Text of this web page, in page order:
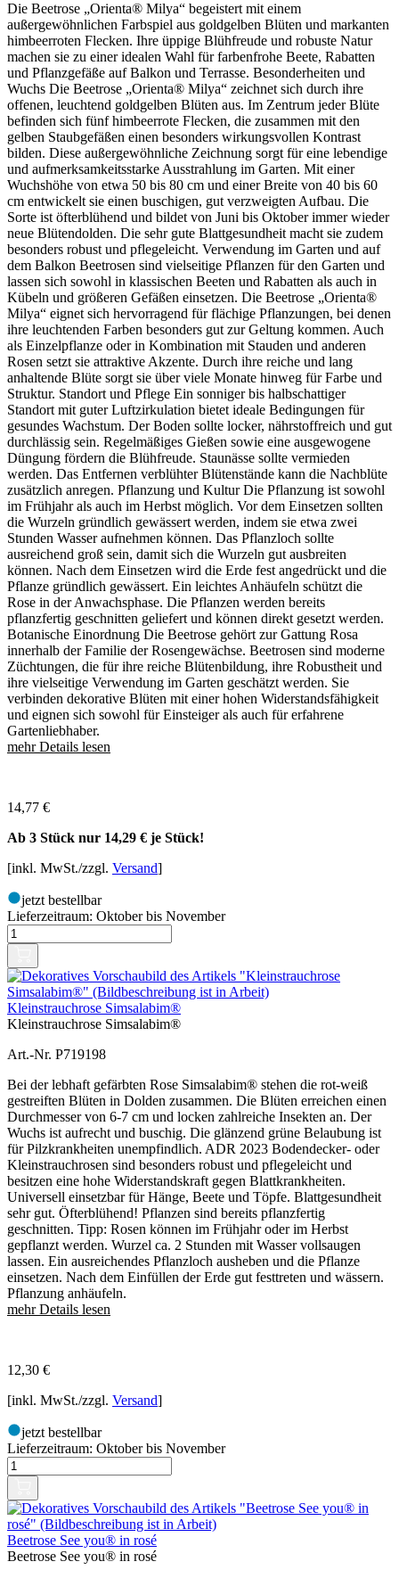
Die Beetrose „Orienta® Milya“ begeistert mit einem
außergewöhnlichen Farbspiel aus goldgelben Blüten und markanten
himbeerroten Flecken. Ihre üppige Blühfreude und robuste Natur
machen sie zu einer idealen Wahl für farbenfrohe Beete, Rabatten
und Pflanzgefäße auf Balkon und Terrasse. Besonderheiten und
Wuchs Die Beetrose „Orienta® Milya“ zeichnet sich durch ihre
offenen, leuchtend goldgelben Blüten aus. Im Zentrum jeder Blüte
befinden sich fünf himbeerrote Flecken, die zusammen mit den
gelben Staubgefäßen einen besonders wirkungsvollen Kontrast
bilden. Diese außergewöhnliche Zeichnung sorgt für eine lebendige
und aufmerksamkeitsstarke Ausstrahlung im Garten. Mit einer
Wuchshöhe von etwa 50 bis 80 cm und einer Breite von 40 bis 60
cm entwickelt sie einen buschigen, gut verzweigten Aufbau. Die
Sorte ist öfterblühend und bildet von Juni bis Oktober immer wieder
neue Blütendolden. Die sehr gute Blattgesundheit macht sie zudem
besonders robust und pflegeleicht. Verwendung im Garten und auf
dem Balkon Beetrosen sind vielseitige Pflanzen für den Garten und
lassen sich sowohl in klassischen Beeten und Rabatten als auch in
Kübeln und größeren Gefäßen einsetzen. Die Beetrose „Orienta®
Milya“ eignet sich hervorragend für flächige Pflanzungen, bei denen
ihre leuchtenden Farben besonders gut zur Geltung kommen. Auch
als Einzelpflanze oder in Kombination mit Stauden und anderen
Rosen setzt sie attraktive Akzente. Durch ihre reiche und lang
anhaltende Blüte sorgt sie über viele Monate hinweg für Farbe und
Struktur. Standort und Pflege Ein sonniger bis halbschattiger
Standort mit guter Luftzirkulation bietet ideale Bedingungen für
gesundes Wachstum. Der Boden sollte locker, nährstoffreich und gut
durchlässig sein. Regelmäßiges Gießen sowie eine ausgewogene
Düngung fördern die Blühfreude. Staunässe sollte vermieden
werden. Das Entfernen verblühter Blütenstände kann die Nachblüte
zusätzlich anregen. Pflanzung und Kultur Die Pflanzung ist sowohl
im Frühjahr als auch im Herbst möglich. Vor dem Einsetzen sollten
die Wurzeln gründlich gewässert werden, indem sie etwa zwei
Stunden Wasser aufnehmen können. Das Pflanzloch sollte
ausreichend groß sein, damit sich die Wurzeln gut ausbreiten
können. Nach dem Einsetzen wird die Erde fest angedrückt und die
Pflanze gründlich gewässert. Ein leichtes Anhäufeln schützt die
Rose in der Anwachsphase. Die Pflanzen werden bereits
pflanzfertig geschnitten geliefert und können direkt gesetzt werden.
Botanische Einordnung Die Beetrose gehört zur Gattung Rosa
innerhalb der Familie der Rosengewächse. Beetrosen sind moderne
Züchtungen, die für ihre reiche Blütenbildung, ihre Robustheit und
ihre vielseitige Verwendung im Garten geschätzt werden. Sie
verbinden dekorative Blüten mit einer hohen Widerstandsfähigkeit
und eignen sich sowohl für Einsteiger als auch für erfahrene
Gartenliebhaber.
mehr Details lesen
14,77 €
Ab 3 Stück nur 14,29 € je Stück!
[inkl. MwSt./zzgl. Versand]
jetzt bestellbar
Lieferzeitraum: Oktober bis November
Kleinstrauchrose Simsalabim®
Kleinstrauchrose Simsalabim®
Art.-Nr. P719198
Bei der lebhaft gefärbten Rose Simsalabim® stehen die rot-weiß
gestreiften Blüten in Dolden zusammen. Die Blüten erreichen einen
Durchmesser von 6-7 cm und locken zahlreiche Insekten an. Der
Wuchs ist aufrecht und buschig. Die glänzend grüne Belaubung ist
für Pilzkrankheiten unempfindlich. ADR 2023 Bodendecker- oder
Kleinstrauchrosen sind besonders robust und pflegeleicht und
besitzen eine hohe Widerstandskraft gegen Blattkrankheiten.
Universell einsetzbar für Hänge, Beete und Töpfe. Blattgesundheit
sehr gut. Öfterblühend! Pflanzen sind bereits pflanzfertig
geschnitten. Tipp: Rosen können im Frühjahr oder im Herbst
gepflanzt werden. Wurzel ca. 2 Stunden mit Wasser vollsaugen
lassen. Ein ausreichendes Pflanzloch ausheben und die Pflanze
einsetzen. Nach dem Einfüllen der Erde gut festtreten und wässern.
Pflanzung anhäufeln.
mehr Details lesen
12,30 €
[inkl. MwSt./zzgl. Versand]
jetzt bestellbar
Lieferzeitraum: Oktober bis November
Beetrose See you® in rosé
Beetrose See you® in rosé